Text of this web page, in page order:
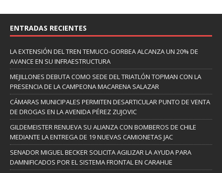
ENTRADAS RECIENTES
LA EXTENSIÓN DEL TREN TEMUCO-GORBEA ALCANZA UN 20% DE
AVANCE EN SU INFRAESTRUCTURA
MEJILLONES DEBUTA COMO SEDE DEL TRIATLÓN TOPMAN CON LA
PRESENCIA DE LA CAMPEONA MACARENA SALAZAR
CÁMARAS MUNICIPALES PERMITEN DESARTICULAR PUNTO DE VENTA
DE DROGAS EN LA AVENIDA PÉREZ ZUJOVIC
GILDEMEISTER RENUEVA SU ALIANZA CON BOMBEROS DE CHILE
MEDIANTE LA ENTREGA DE 19 NUEVAS CAMIONETAS JAC
SENADOR MIGUEL BECKER SOLICITA AGILIZAR LA AYUDA PARA
DAMNIFICADOS POR EL SISTEMA FRONTAL EN CARAHUE